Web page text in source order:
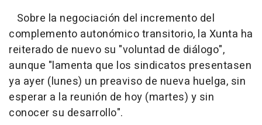
Sobre la negociación del incremento del
complemento autonómico transitorio, la Xunta ha
reiterado de nuevo su "voluntad de diálogo",
aunque "lamenta que los sindicatos presentasen
ya ayer (lunes) un preaviso de nueva huelga, sin
esperar a la reunión de hoy (martes) y sin
conocer su desarrollo".